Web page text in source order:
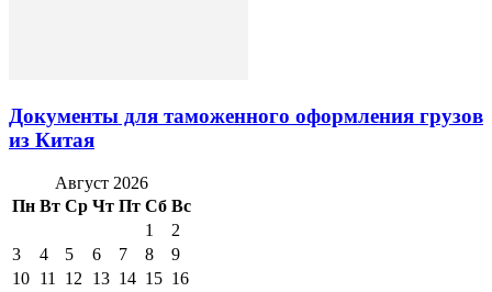
Документы для таможенного оформления грузов
из Китая
Август 2026
Пн Вт Ср Чт Пт Сб Вс
1
2
3
4 5 6 7 8
9
10 11 12 13 14 15 16